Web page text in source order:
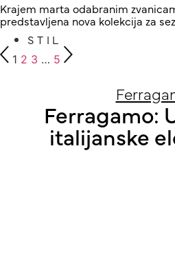
Krajem marta odabranim
predstavljena nova kolekcija za
STIL
1 2 3 … 5
Ferragamo:
italijanske